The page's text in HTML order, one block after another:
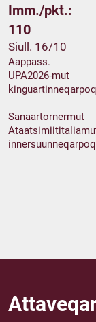
Imm./pkt.:
110
Siull. 16/10
Aappass.
UPA2026-mut
kinguartinneqarpoq
Sanaartornermut
innersuunneqarpoq